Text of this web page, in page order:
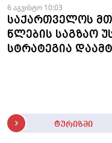
6 აგვისტო 10:03
საქართველოს
წლების საგზაო
სტრატეგია
ტურიზმი